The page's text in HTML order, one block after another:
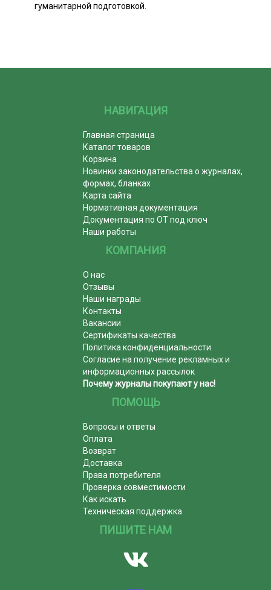
гуманитарной подготовкой.
НАВИГАЦИЯ
Главная страница
Каталог товаров
Корзина
Новинки законодательства о журналах,
формах, бланках
Карта сайта
Нормативная документация
Документация по ОТ под ключ
Наши работы
КОМПАНИЯ
О нас
Отзывы
Наши награды
Контакты
Вакансии
Сертификаты качества
Политика конфиденциальности
Согласие на получение рекламных и
информационных рассылок
Почему журналы покупают у нас!
ПОМОЩЬ
Вопросы и ответы
Оплата
Возврат
Доставка
Права потребителя
Проверка совместимости
Как искать
Техническая поддержка
ПИШИТЕ НАМ